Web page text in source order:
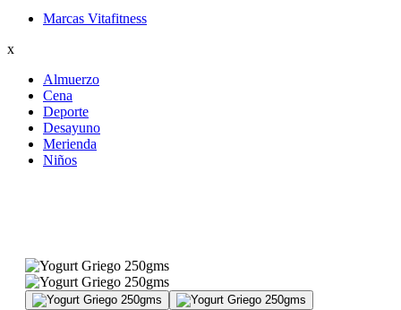
Marcas Vitafitness
x
Almuerzo
Cena
Deporte
Desayuno
Merienda
Niños